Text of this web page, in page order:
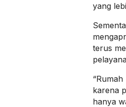
yang
terus
karena
hanya